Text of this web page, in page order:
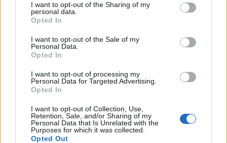
I want to opt-out of the Sharing of my
personal data.
Opted In
I want to opt-out of the Sale of my
Personal Data.
Opted In
I want to opt-out of processing my
Personal Data for Targeted Advertising.
Opted In
I want to opt-out of Collection, Use,
Retention, Sale, and/or Sharing of my
Personal Data that Is Unrelated with the
Purposes for which it was collected.
Opted Out
PLUS
Satser på Sting, øker
salget